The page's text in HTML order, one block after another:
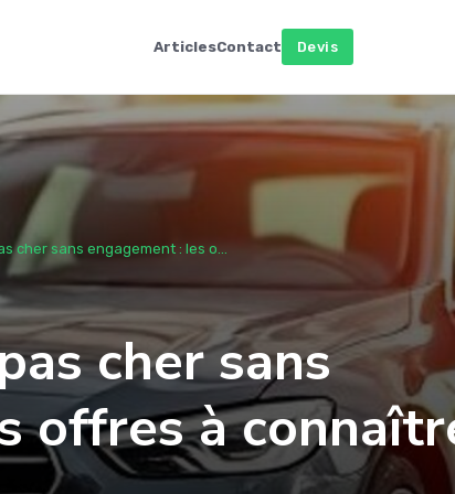
ArticlesContact Devis
cher sans engagement : les o...
cher sans
offres à